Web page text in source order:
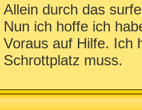
Allein durch das
Nun ich hoffe ich
Voraus auf Hilfe. Ich
Schrottplatz muss.